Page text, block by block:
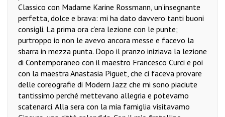
Classico con Madame Karine Rossmann, un’insegnante
perfetta, dolce e brava: mi ha dato davvero tanti buoni
consigli. La prima ora c’era lezione con le punte;
purtroppo io non le avevo ancora messe e facevo la
sbarra in mezza punta. Dopo il pranzo iniziava la lezione
di Contemporaneo con il maestro Francesco Curci e poi
con la maestra Anastasia Piguet, che ci faceva provare
delle coreografie di Modern Jazz che mi sono piaciute
tantissimo perché mettevano allegria e potevamo
scatenarci. Alla sera con la mia famiglia visitavamo